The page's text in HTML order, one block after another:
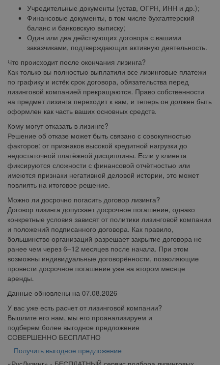
Учредительные документы (устав, ОГРН, ИНН и др.);
Финансовые документы, в том числе бухгалтерский
баланс и банковскую выписку;
Один или два действующих договора с вашими
заказчиками, подтверждающих активную деятельность.
Что происходит после окончания лизинга?
Как только вы полностью выплатили все лизинговые платежи
по графику и истёк срок договора, обязательства перед
лизинговой компанией прекращаются. Право собственности
на предмет лизинга переходит к вам, и теперь он должен быть
оформлен как часть ваших основных средств.
Кому могут отказать в лизинге?
Решение об отказе может быть связано с совокупностью
факторов: от признаков высокой кредитной нагрузки до
недостаточной платёжной дисциплины. Если у клиента
фиксируются сложности с финансовой отчётностью или
имеются признаки негативной деловой истории, это может
повлиять на итоговое решение.
Можно ли досрочно погасить договор лизинга?
Договор лизинга допускает досрочное погашение, однако
конкретные условия зависят от политики лизинговой компании
и положений подписанного договора. Как правило,
большинство организаций разрешает закрытие договора не
ранее чем через 6–12 месяцев после начала. При этом
возможны индивидуальные договорённости, позволяющие
провести досрочное погашение уже на втором месяце
аренды.
Данные обновлены на 07.08.2026
У вас уже есть расчет от лизинговой компании?
Вышлите его нам, мы его проанализируем и
подберем более выгодное предложение
СОВЕРШЕННО БЕСПЛАТНО
Получить выгодное предложение